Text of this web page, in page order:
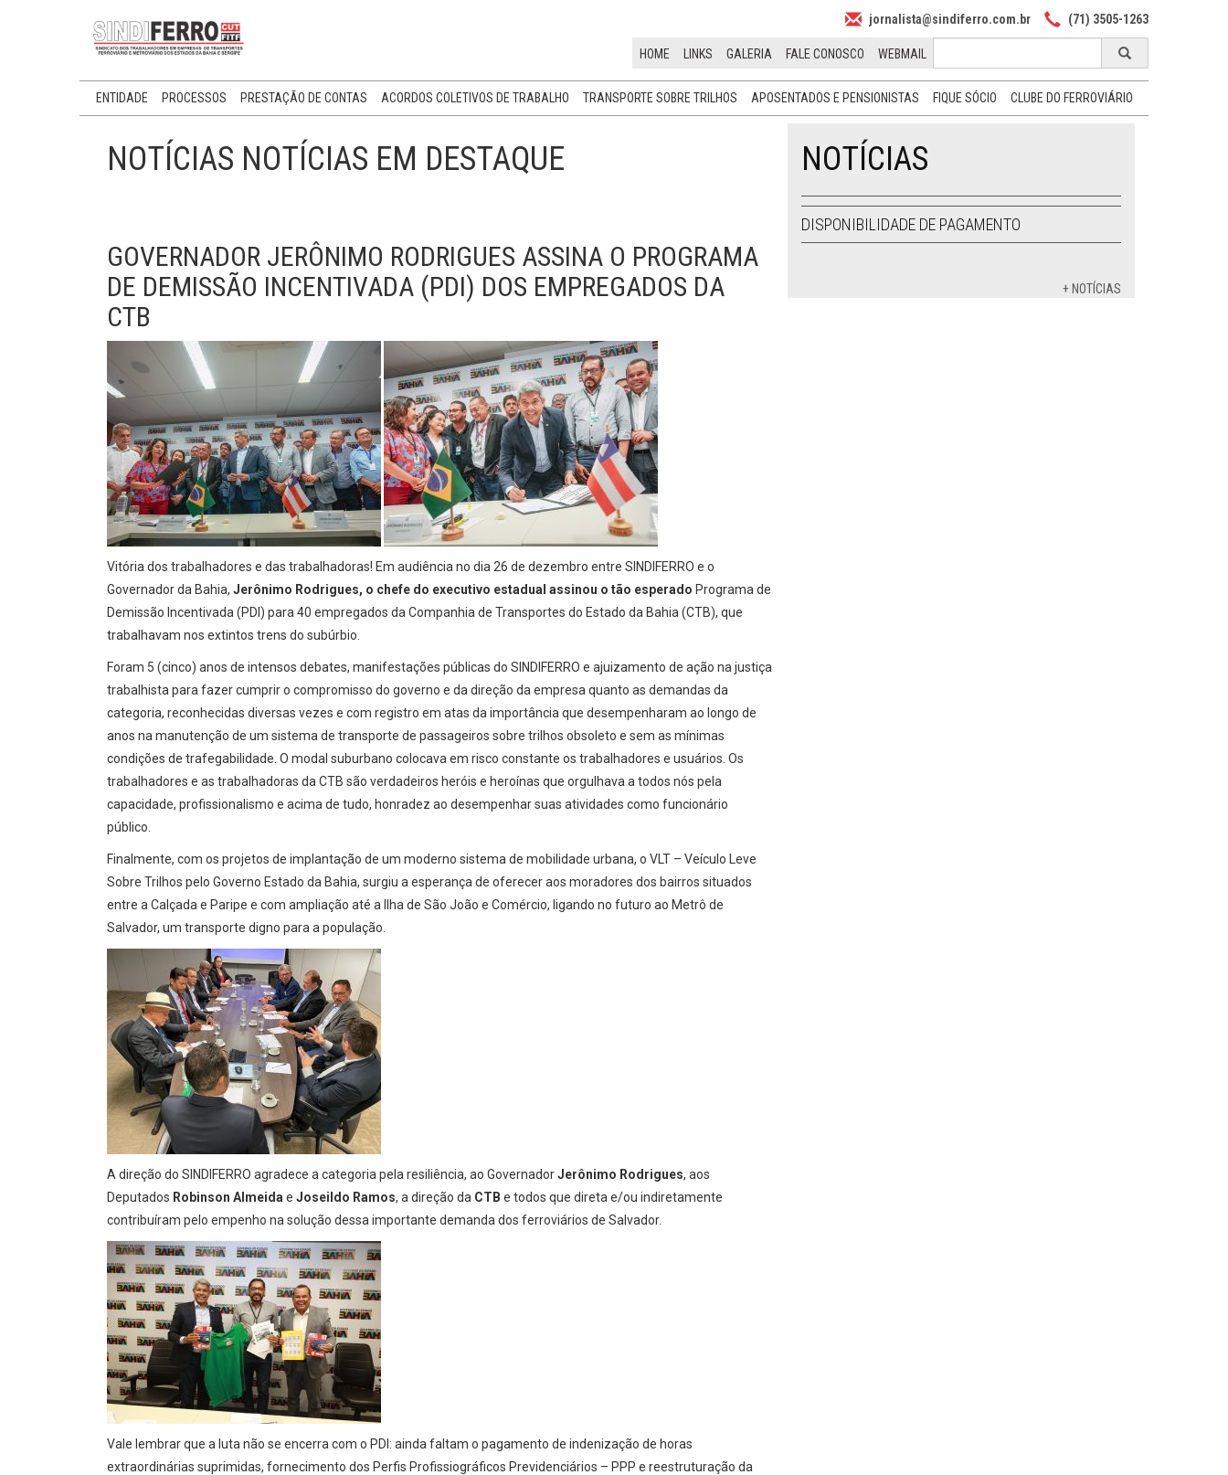
jornalista@sindiferro.com.br (71) 3505-1263
HOME LINKS GALERIA FALE CONOSCO WEBMAIL
ENTIDADE PROCESSOS PRESTAÇÃO DE CONTAS ACORDOS COLETIVOS DE TRABALHO TRANSPORTE SOBRE TRILHOS APOSENTADOS E PENSIONISTAS FIQUE SÓCIO CLUBE DO FERROVIÁRIO
NOTÍCIAS NOTÍCIAS EM DESTAQUE
GOVERNADOR JERÔNIMO RODRIGUES ASSINA O PROGRAMA
DE DEMISSÃO INCENTIVADA (PDI) DOS EMPREGADOS DA
CTB
Vitória dos trabalhadores e das trabalhadoras! Em audiência no dia 26 de dezembro entre SINDIFERRO e o
Governador da Bahia, Jerônimo Rodrigues, o chefe do executivo estadual assinou o tão esperado Programa de
Demissão Incentivada (PDI) para 40 empregados da Companhia de Transportes do Estado da Bahia (CTB), que
trabalhavam nos extintos trens do subúrbio.
Foram 5 (cinco) anos de intensos debates, manifestações públicas do SINDIFERRO e ajuizamento de ação na justiça
trabalhista para fazer cumprir o compromisso do governo e da direção da empresa quanto as demandas da
categoria, reconhecidas diversas vezes e com registro em atas da importância que desempenharam ao longo de
anos na manutenção de um sistema de transporte de passageiros sobre trilhos obsoleto e sem as mínimas
condições de trafegabilidade. O modal suburbano colocava em risco constante os trabalhadores e usuários. Os
trabalhadores e as trabalhadoras da CTB são verdadeiros heróis e heroínas que orgulhava a todos nós pela
capacidade, profissionalismo e acima de tudo, honradez ao desempenhar suas atividades como funcionário
público.
Finalmente, com os projetos de implantação de um moderno sistema de mobilidade urbana, o VLT – Veículo Leve
Sobre Trilhos pelo Governo Estado da Bahia, surgiu a esperança de oferecer aos moradores dos bairros situados
entre a Calçada e Paripe e com ampliação até a Ilha de São João e Comércio, ligando no futuro ao Metrô de
Salvador, um transporte digno para a população.
A direção do SINDIFERRO agradece a categoria pela resiliência, ao GovernadorJerônimo Rodrigues, aos
Deputados Robinson Almeida e Joseildo Ramos, a direção da CTB e todos que direta e/ou indiretamente
contribuíram pelo empenho na solução dessa importante demanda dos ferroviários de Salvador.
Vale lembrar que a luta não se encerra com o PDI: ainda faltam o pagamento de indenização de horas
extraordinárias suprimidas, fornecimento dos Perfis Profissiográficos Previdenciários – PPP e reestruturação da
NOTÍCIAS
DISPONIBILIDADE DE PAGAMENTO
+ NOTÍCIAS